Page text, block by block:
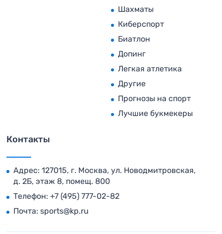
Шахматы
Киберспорт
Биатлон
Допинг
Легкая атлетика
Другие
Прогнозы на спорт
Лучшие букмекеры
Контакты
Адрес: 127015, г. Москва, ул. Новодмитровская,
д. 2Б, этаж 8, помещ. 800
Телефон: +7 (495) 777-02-82
Почта: sports@kp.ru